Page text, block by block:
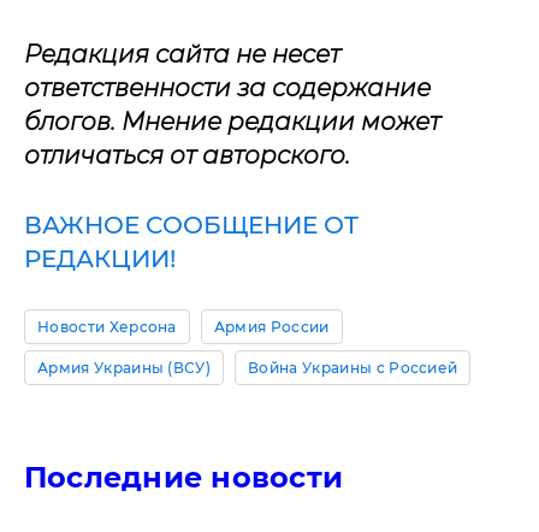
Редакция сайта не несет
ответственности за содержание
блогов. Мнение редакции может
отличаться от авторского.
ВАЖНОЕ СООБЩЕНИЕ ОТ
РЕДАКЦИИ!
Новости Херсона Армия России
Армия Украины (ВСУ) Война Украины с Россией
Последние новости